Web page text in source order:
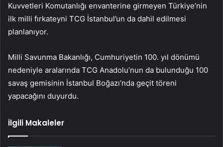
Kuvvetleri Komutanlığı envanterine girmeyen Türkiye’nin
ilk milli fırkateyni TCG İstanbul’un da dahil edilmesi
planlanıyor.
Milli Savunma Bakanlığı, Cumhuriyetin 100. yıl dönümü
nedeniyle aralarında TCG Anadolu’nun da bulunduğu 100
savaş gemisinin İstanbul Boğazı’nda geçit töreni
yapacağını duyurdu.
İlgili Makaleler